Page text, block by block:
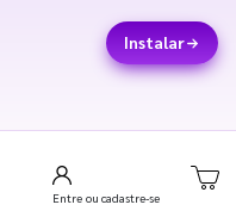
Instalar
Entre ou cadastre-se